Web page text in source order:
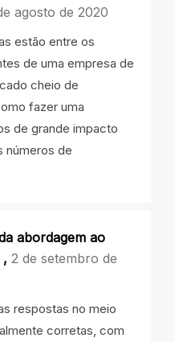
agosto de 2020
estão entre os
de uma empresa de
cheio de
fazer uma
de grande impacto
números de
abordagem ao
, 2 de setembro de
respostas no meio
corretas, com